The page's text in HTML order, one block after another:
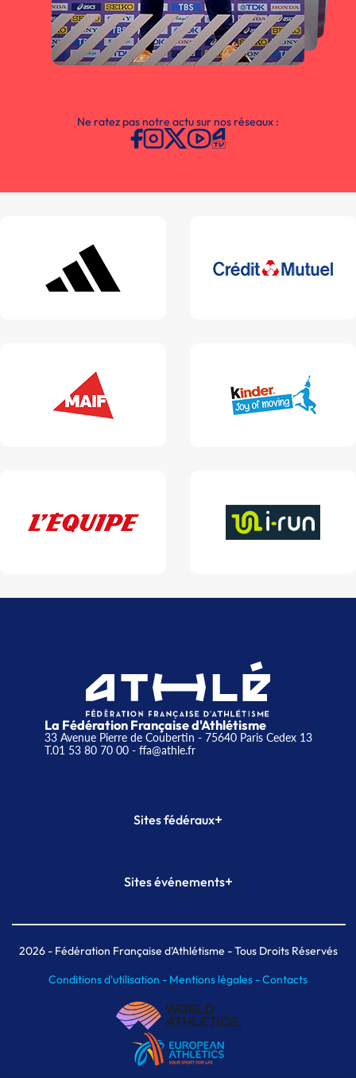
Ne ratez pas notre actu sur nos réseaux :
La Fédération Française d'Athlétisme
33 Avenue Pierre de Coubertin - 75640 Paris Cedex 13
T.01 53 80 70 00- ffa@athle.fr
Sites fédéraux+
Plateforme Formation
Sites événements+
Meeting de Paris indoor
MAIF Ekiden de Paris
2026- Fédération Française d'Athlétisme - Tous Droits Réservés
Conditions d'utilisation - Mentions légales -Contacts